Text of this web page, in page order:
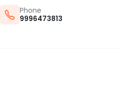
Phone
9996473813